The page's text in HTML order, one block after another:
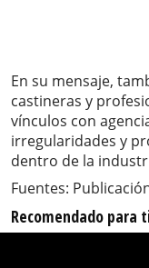
En su mensaje,
castineras y
vínculos con
irregularidades y
dentro de la
Fuentes:
Recomendado para